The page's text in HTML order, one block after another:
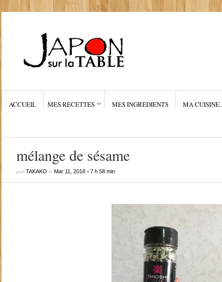
ACCUEIL MES RECETTES MES INGRÉDIENTS MA CUISINE
mélange de sésame
parTAKAKO le Mar 11, 2018•7 h 58 min